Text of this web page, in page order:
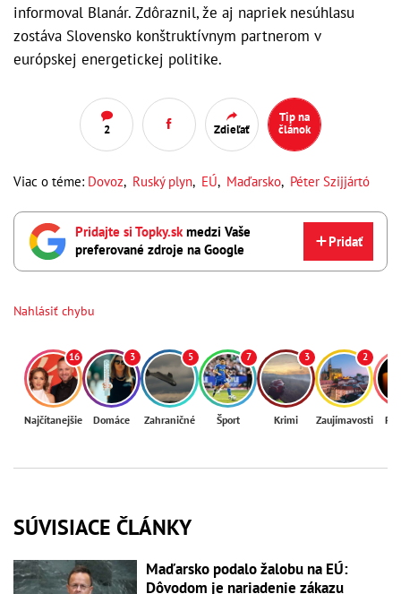
informoval Blanár. Zdôraznil, že aj napriek nesúhlasu
zostáva Slovensko konštruktívnym partnerom v
európskej energetickej politike.
2 Zdieľať
Tip na
článok
Viac o téme: Dovoz, Ruský plyn, EÚ, Maďarsko, Péter Szijjártó
Pridajte si Topky.skmedzi Vaše
preferované zdroje na Google
Pridať
Nahlásiť chybu
16
Najčítanejšie
3
Domáce
5
Zahraničné
7
Šport
3
Krimi
2
Zaujímavosti
SÚVISIACE ČLÁNKY
Maďarsko podalo žalobu na EÚ:
Dôvodom je nariadenie zákazu